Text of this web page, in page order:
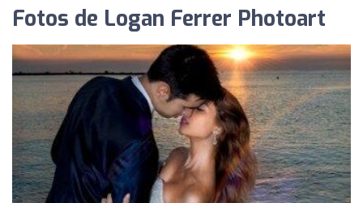
Fotos de Logan Ferrer Photoart